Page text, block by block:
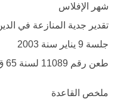
شهر الإفلاس
تقدير جدية المنازعة في
جلسة 9 يناير سنة 2003
طعن رقم 11089 لسنة 65 ق
ملخص القاعدة